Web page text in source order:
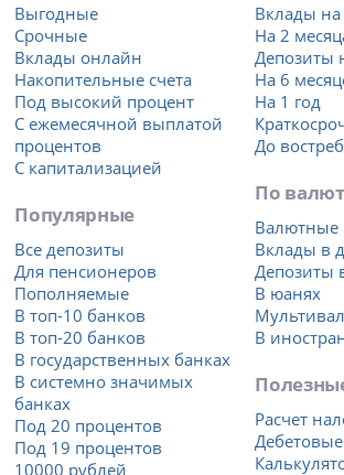
Выгодные
Срочные
Вклады онлайн
Накопительные счета
Под высокий процент
С ежемесячной выплатой
процентов
С капитализацией
Популярные
Все депозиты
Для пенсионеров
Пополняемые
В топ-10 банков
В топ-20 банков
В государственных банках
В системно значимых
банках
Под 20 процентов
Под 19 процентов
10000 рублей
Вклады на
На 2
Депозиты
На 6
На 1 год
До
По
Валютные
Вклады в
Депозиты
В юанях
В
Расчет